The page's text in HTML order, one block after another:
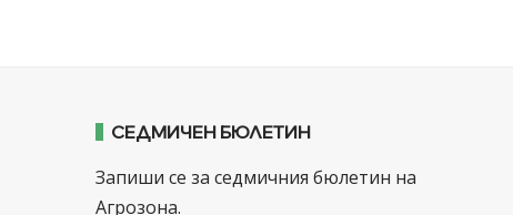
СЕДМИЧЕН БЮЛЕТИН
Запиши се за седмичния бюлетин на
Агрозона.